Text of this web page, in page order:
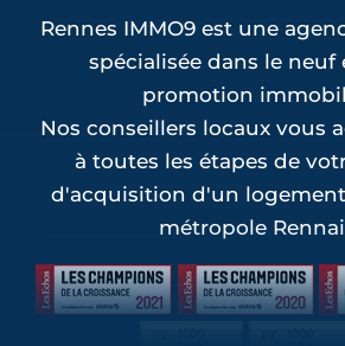
Rennes IMMO9 est une
spécialisée dans le neuf
promotion
Nos conseillers locaux vous
à toutes les étapes de
d'acquisition d'un
métropole